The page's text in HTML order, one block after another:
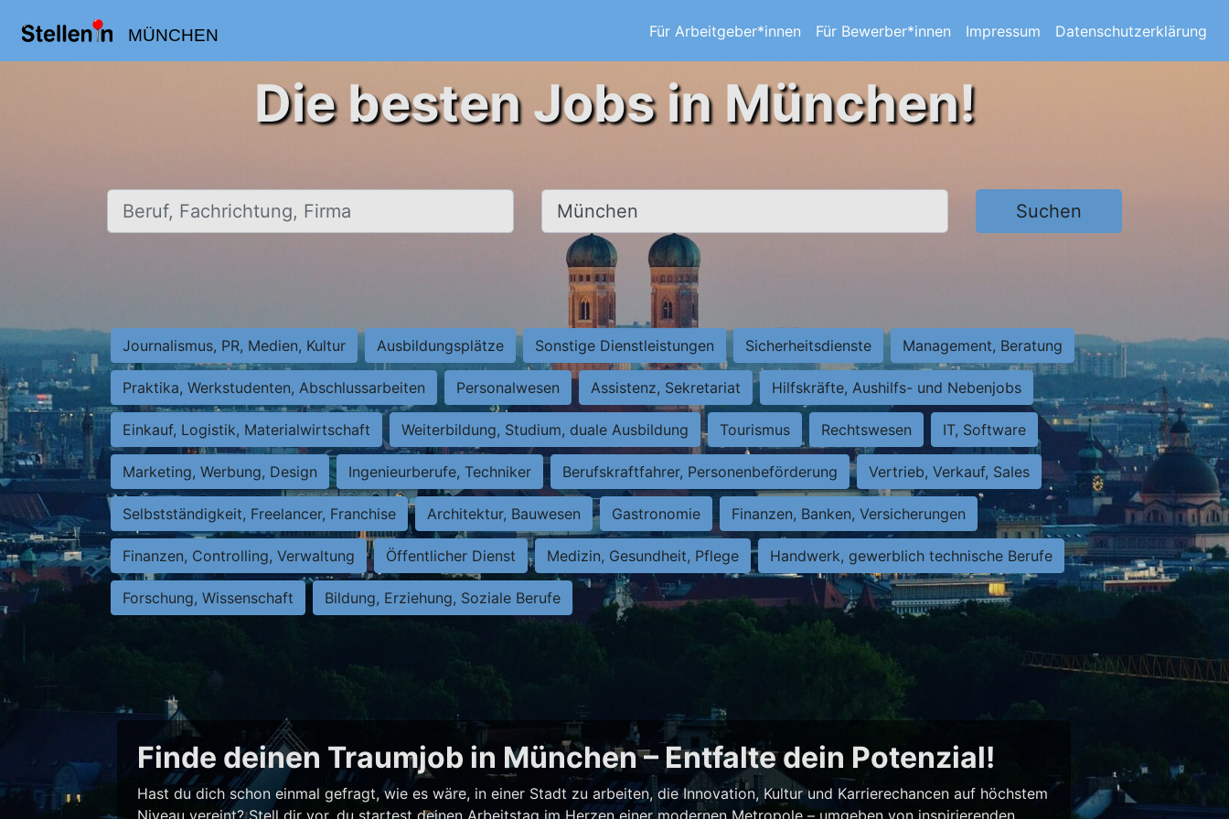
MÜNCHEN Für Arbeitgeber*innen Für Bewerber*innen Impressum Datenschutzerklärung
Die besten Jobs in München!
Beruf, Fachrichtung, Firma Ort, Stadt Suchen
Journalismus, PR, Medien, Kultur Ausbildungsplätze Sonstige Dienstleistungen Sicherheitsdienste Management, Beratung
Praktika, Werkstudenten, Abschlussarbeiten Personalwesen Assistenz, Sekretariat Hilfskräfte, Aushilfs- und Nebenjobs
Einkauf, Logistik, Materialwirtschaft Weiterbildung, Studium, duale Ausbildung Tourismus Rechtswesen IT, Software
Marketing, Werbung, Design Ingenieurberufe, Techniker Berufskraftfahrer, Personenbeförderung Vertrieb, Verkauf, Sales
Selbstständigkeit, Freelancer, Franchise Architektur, Bauwesen Gastronomie Finanzen, Banken, Versicherungen
Finanzen, Controlling, Verwaltung Öffentlicher Dienst Medizin, Gesundheit, Pflege Handwerk, gewerblich technische Berufe
Forschung, Wissenschaft Bildung, Erziehung, Soziale Berufe
Finde deinen Traumjob in München – Entfalte dein Potenzial!
Hast du dich schon einmal gefragt, wie es wäre, in einer Stadt zu arbeiten, die Innovation, Kultur und Karrierechancen auf höchstem